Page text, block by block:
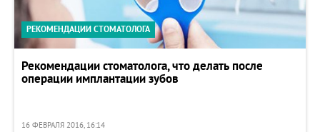
РЕКОМЕНДАЦИИ СТОМАТОЛОГА
Рекомендации стоматолога, что делать после
операции имплантации зубов
16 ФЕВРАЛЯ 2016, 16:14